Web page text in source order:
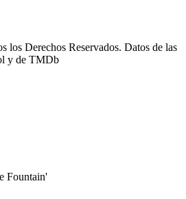
los Derechos Reservados. Datos de las
y de TMDb
Fountain'